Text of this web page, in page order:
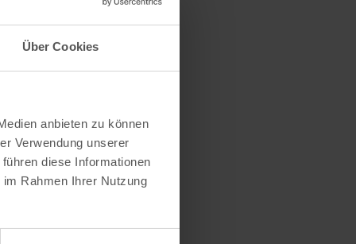
Über Cookies
anbieten zu können
Verwendung unserer
diese Informationen
Rahmen Ihrer Nutzung